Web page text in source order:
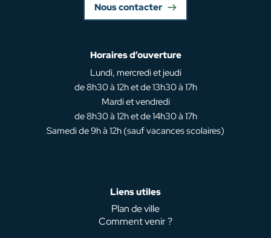
Nous contacter
Horaires d’ouverture
Lundi, mercredi et jeudi
de 8h30 à 12h et de 13h30 à 17h
Mardi et vendredi
de 8h30 à 12h et de 14h30 à 17h
Samedi de 9h à 12h (sauf vacances scolaires)
Liens utiles
Plan de ville
Comment venir ?